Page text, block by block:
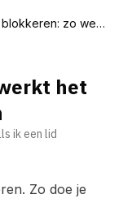
zo wer
het
ik een lid
Zo doe je